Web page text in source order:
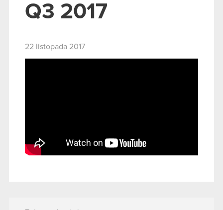
Q3 2017
22 listopada 2017